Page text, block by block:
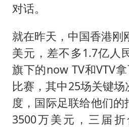
对话。
就在昨天，中国香港刚
美元，差不多1.7亿人
旗下的now TV和VTV
比赛，其中25场关键
度，国际足联给他们
3500万美元，三届